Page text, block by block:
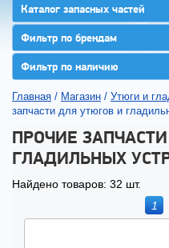
Каталог запасных частей
Фильтр по брендам
Фильтр по наличию
Главная / Магазин / Утюги и
запчасти для утюгов и
ПРОЧИЕ
ГЛАДИЛЬНЫХ
Найдено товаров: 32 шт.
1